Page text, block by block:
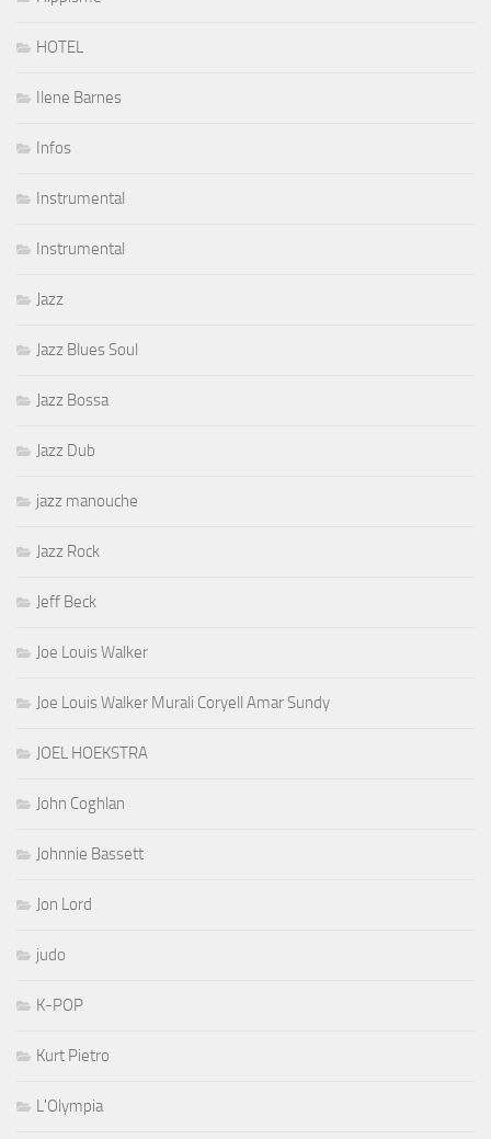
HOTEL
Ilene Barnes
Infos
Instrumental
Instrumental
Jazz
Jazz Blues Soul
Jazz Bossa
Jazz Dub
jazz manouche
Jazz Rock
Jeff Beck
Joe Louis Walker
Joe Louis Walker Murali Coryell Amar Sundy
JOEL HOEKSTRA
John Coghlan
Johnnie Bassett
Jon Lord
judo
K-POP
Kurt Pietro
L'Olympia